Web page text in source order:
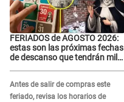
FERIADOS de AGOSTO 2026:
estas son las próximas fechas
de descanso que tendrán miles
Antes de salir de compras este
feriado, revisa los horarios de